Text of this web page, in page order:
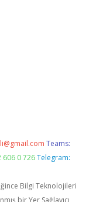
Teams:
606 0 726 Telegram:
Bilgi Teknolojileri
bir Yer Sağlayıcı